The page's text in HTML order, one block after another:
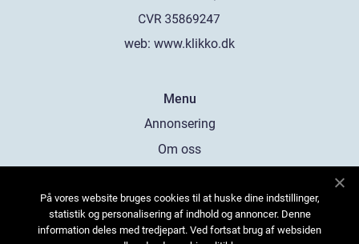
web: www.klikko.dk
Menu
Annonsering
Om oss
Kontakta oss
Sitemap
På vores website bruges cookies til at huske dine indstillinger,
statistik og personalisering af indhold og annoncer. Denne
information deles med tredjepart. Ved fortsat brug af websiden